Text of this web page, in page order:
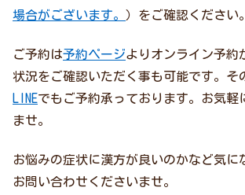
場合がございます。 ）をご確認ください。
ご予約は予約ページよりオンライン予約
状況をご確認いただく事も可能です。そ
LINEでもご予約承っております。お気軽
ませ。
お悩みの症状に漢方が良いのかなど気に
お問い合わせくださいませ。